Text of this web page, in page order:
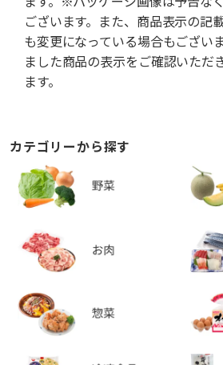
ございます。また、商品表示の記
も変更になっている場合もござい
ました商品の表示をご確認いただ
ます。
カテゴリーから探す